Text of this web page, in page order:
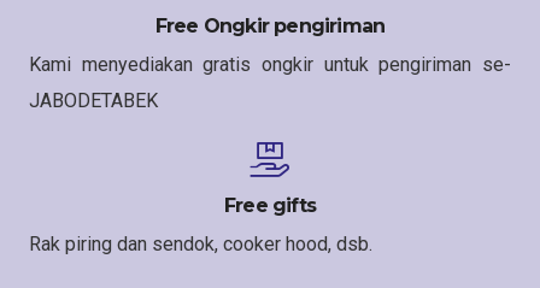
Free Ongkir pengiriman
Kami menyediakan gratis ongkir untuk pengiriman se-
JABODETABEK
Free gifts
Rak piring dan sendok, cooker hood, dsb.